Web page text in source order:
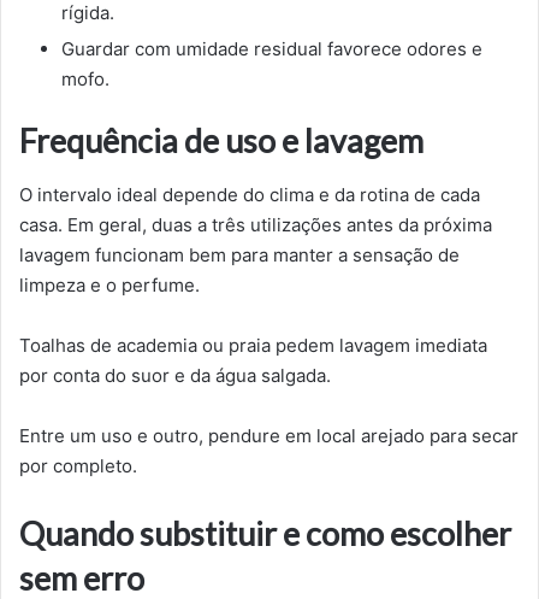
rígida.
Guardar com umidade residual favorece odores e
mofo.
Frequência de uso e lavagem
O intervalo ideal depende do clima e da rotina de cada
casa. Em geral, duas a três utilizações antes da próxima
lavagem funcionam bem para manter a sensação de
limpeza e o perfume.
Toalhas de academia ou praia pedem lavagem imediata
por conta do suor e da água salgada.
Entre um uso e outro, pendure em local arejado para secar
por completo.
Quando substituir e como escolher
sem erro